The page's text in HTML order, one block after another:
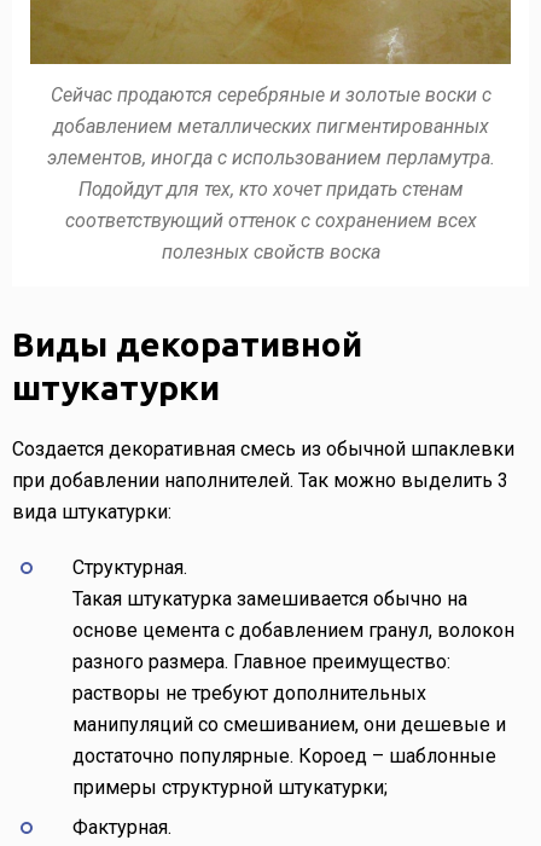
Сейчас продаются серебряные и золотые воски с
добавлением металлических пигментированных
элементов, иногда с использованием перламутра.
Подойдут для тех, кто хочет придать стенам
соответствующий оттенок с сохранением всех
полезных свойств воска
Виды декоративной
штукатурки
Создается декоративная смесь из обычной шпаклевки
при добавлении наполнителей. Так можно выделить 3
вида штукатурки:
Структурная.
Такая штукатурка замешивается обычно на
основе цемента с добавлением гранул, волокон
разного размера. Главное преимущество:
растворы не требуют дополнительных
манипуляций со смешиванием, они дешевые и
достаточно популярные. Короед – шаблонные
примеры структурной штукатурки;
Фактурная.